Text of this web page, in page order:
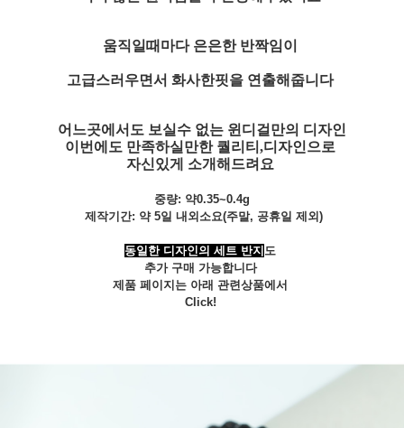
움직일때마다 은은한 반짝임이
고급스러우면서 화사한핏을 연출해줍니다
어느곳에서도 보실수 없는 윈디걸만의 디자인
이번에도 만족하실만한 퀄리티,디자인으로
자신있게 소개해드려요
중량: 약0.35~0.4g
제작기간: 약 5일 내외소요(주말, 공휴일 제외)
동일한 디자인의 세트 반지 도
추가 구매 가능합니다
제품 페이지는 아래 관련상품에서
Click!